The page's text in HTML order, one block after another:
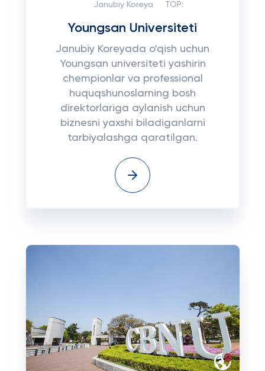
Janubiy Koreya TOP:
Youngsan Universiteti
Janubiy Koreyada o'qish uchun
Youngsan universiteti yashirin
chempionlar va professional
huquqshunoslarning bosh
direktorlariga aylanish uchun
biznesni yaxshi biladiganlarni
tarbiyalashga qaratilgan.